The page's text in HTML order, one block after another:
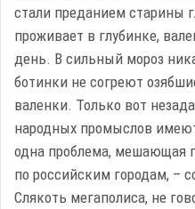
стали преданием старины
проживает в глубинке,
день. В сильный мороз
ботинки не согреют
валенки. Только вот
народных промыслов
одна проблема, мешающая
по российским городам, –
Слякоть мегаполиса, не